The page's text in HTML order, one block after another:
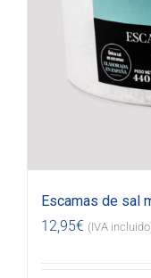
Escamas de sal
12,95€ (IVA